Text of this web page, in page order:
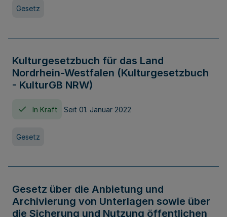
Gesetz
Kulturgesetzbuch für das Land
Nordrhein-Westfalen (Kulturgesetzbuch
- KulturGB NRW)
In Kraft Seit 01. Januar 2022
Gesetz
Gesetz über die Anbietung und
Archivierung von Unterlagen sowie über
die Sicherung und Nutzung öffentlichen